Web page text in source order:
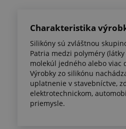
Charakteristika
Silikóny sú zvláštnou
Patria medzi polyméry
molekúl jedného alebo viac
Výrobky zo silikónu
uplatnenie v stavebníctve,
elektrotechnickom,
priemysle.